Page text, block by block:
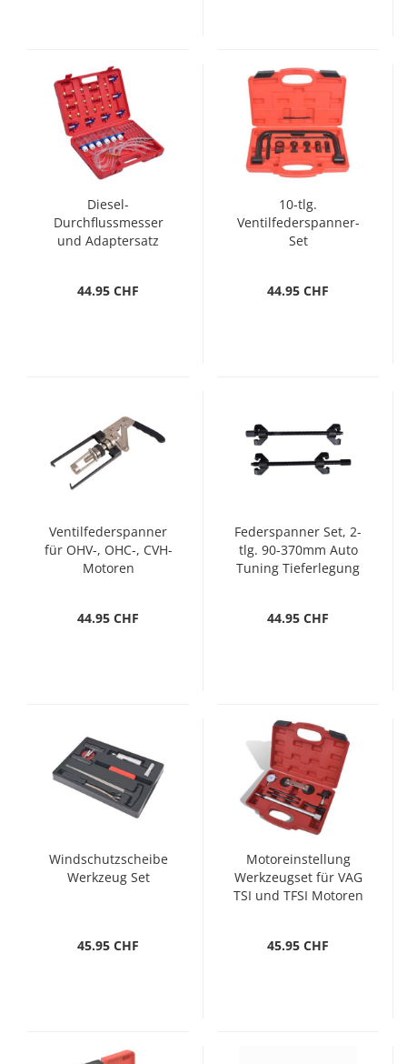
Diesel-
Durchflussmesser
und Adaptersatz
44.95 CHF
10-tlg.
Ventilfederspanner-
Set
44.95 CHF
Ventilfederspanner
für OHV-, OHC-, CVH-
Motoren
44.95 CHF
Federspanner Set, 2-
tlg. 90-370mm Auto
Tuning Tieferlegung
44.95 CHF
Windschutzscheibe
Werkzeug Set
45.95 CHF
Motoreinstellung
Werkzeugset für VAG
TSI und TFSI Motoren
45.95 CHF